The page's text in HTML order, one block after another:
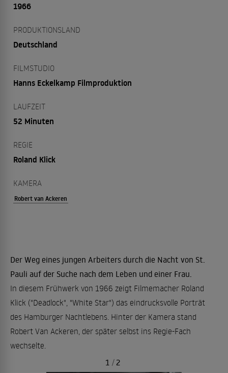
1966
PRODUKTIONSLAND
Deutschland
FILMSTUDIO
Hanns Eckelkamp Filmproduktion
LAUFZEIT
52 Minuten
REGIE
Roland Klick
KAMERA
Robert van Ackeren
Der Weg eines jungen Arbeiters durch die Nacht von St.
Pauli auf der Suche nach dem Leben und einer Frau.
In diesem Frühwerk von 1966 zeigt Filmemacher Roland
Klick ("Deadlock", "White Star") das eindrucksvolle Porträt
des Hamburger Nachtlebens. Hinter der Kamera stand
Robert Van Ackeren, der später selbst ins Regie-Fach
wechselte.
1 / 2